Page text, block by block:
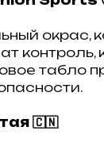
окрас,
контроль,
табло
🇨🇳